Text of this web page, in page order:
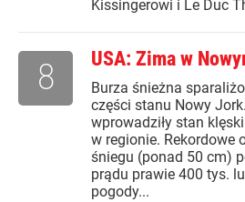
Kissingerowi i Le Duc
USA: Zima w
Burza śnieżna
części stanu Nowy
wprowadziły stan
w regionie. Rekordowe
śniegu (ponad 50 cm)
prądu prawie 400 tys.
pogody...
8